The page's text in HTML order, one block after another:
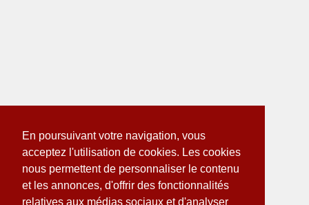
En poursuivant votre navigation, vous
acceptez l'utilisation de cookies. Les cookies
nous permettent de personnaliser le contenu
et les annonces, d'offrir des fonctionnalités
relatives aux médias sociaux et d'analyser